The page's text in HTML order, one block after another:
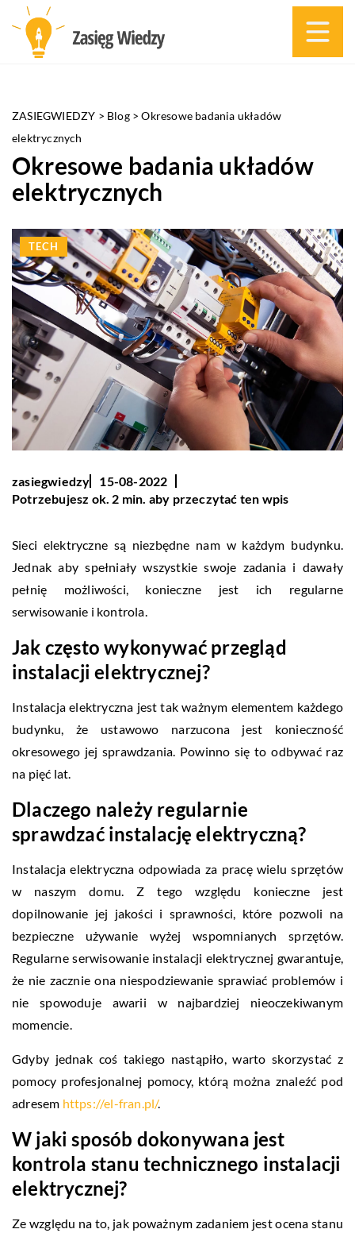
ZASIEGWIEDZY > Blog>Okresowe badania układów
elektrycznych
Okresowe badania układów
elektrycznych
TECH
zasiegwiedzy
15-08-2022
Potrzebujesz ok. 2 min. aby przeczytać ten wpis
Sieci elektryczne są niezbędne nam w każdym budynku.
Jednak aby spełniały wszystkie swoje zadania i dawały
pełnię możliwości, konieczne jest ich regularne
serwisowanie i kontrola.
Jak często wykonywać przegląd
instalacji elektrycznej?
Instalacja elektryczna jest tak ważnym elementem każdego
budynku, że ustawowo narzucona jest konieczność
okresowego jej sprawdzania. Powinno się to odbywać raz
na pięć lat.
Dlaczego należy regularnie
sprawdzać instalację elektryczną?
Instalacja elektryczna odpowiada za pracę wielu sprzętów
w naszym domu. Z tego względu konieczne jest
dopilnowanie jej jakości i sprawności, które pozwoli na
bezpieczne używanie wyżej wspomnianych sprzętów.
Regularne serwisowanie instalacji elektrycznej gwarantuje,
że nie zacznie ona niespodziewanie sprawiać problemów i
nie spowoduje awarii w najbardziej nieoczekiwanym
momencie.
Gdyby jednak coś takiego nastąpiło, warto skorzystać z
pomocy profesjonalnej pomocy, którą można znaleźć pod
adresem https://el-fran.pl/.
W jaki sposób dokonywana jest
kontrola stanu technicznego instalacji
elektrycznej?
Ze względu na to, jak poważnym zadaniem jest ocena stanu